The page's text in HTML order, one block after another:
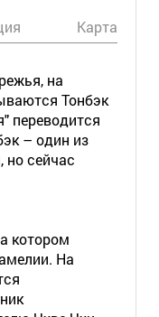
Карта
на
Тонбэк
переводится
– один из
но сейчас
котором
На